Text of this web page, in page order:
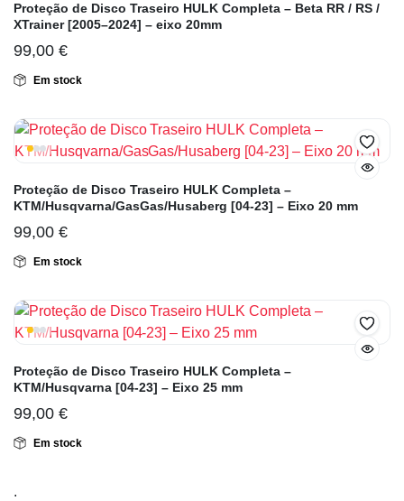
Proteção de Disco Traseiro HULK Completa – Beta RR / RS /
XTrainer [2005–2024] – eixo 20mm
99,00 €
Em stock
Proteção de Disco Traseiro HULK Completa –
KTM/Husqvarna/GasGas/Husaberg [04-23] – Eixo 20 mm
99,00 €
Em stock
Proteção de Disco Traseiro HULK Completa –
KTM/Husqvarna [04-23] – Eixo 25 mm
99,00 €
Em stock
.